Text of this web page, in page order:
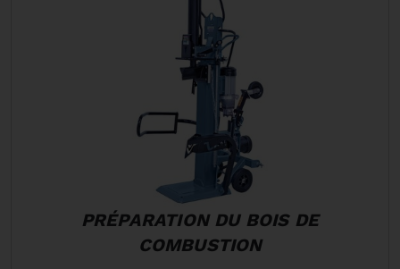
PRÉPARATION DU BOIS DE
COMBUSTION